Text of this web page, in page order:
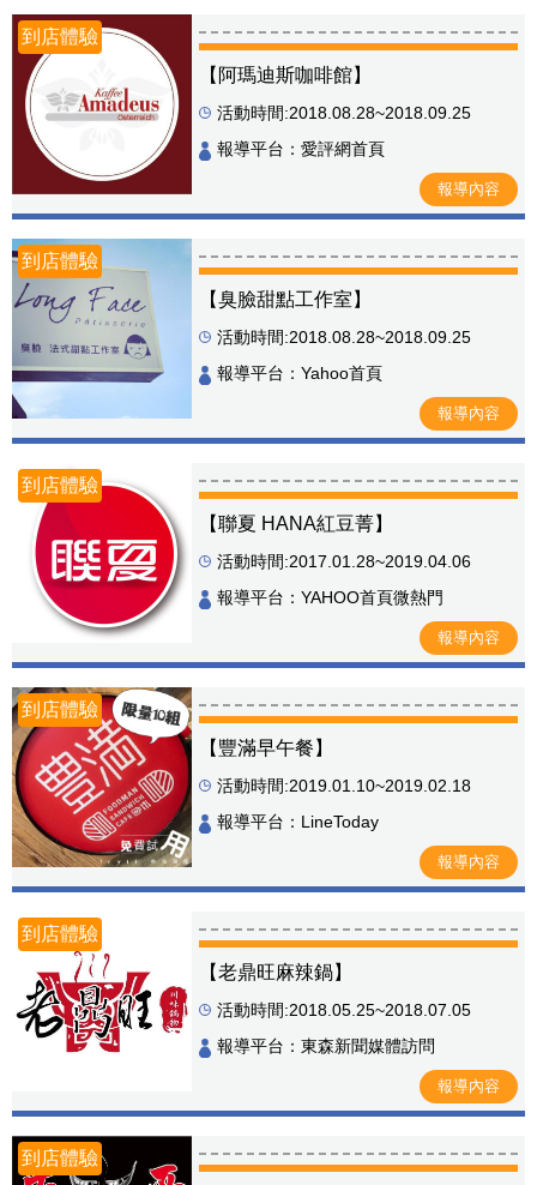
到店體驗
【阿瑪迪斯咖啡館】
活動時間:2018.08.28~2018.09.25
報導平台：愛評網首頁
報導內容
到店體驗
【臭臉甜點工作室】
活動時間:2018.08.28~2018.09.25
報導平台：Yahoo首頁
報導內容
到店體驗
【聯夏 HANA紅豆菁】
活動時間:2017.01.28~2019.04.06
報導平台：YAHOO首頁微熱門
報導內容
到店體驗
【豐滿早午餐】
活動時間:2019.01.10~2019.02.18
報導平台：LineToday
報導內容
到店體驗
【老鼎旺麻辣鍋】
活動時間:2018.05.25~2018.07.05
報導平台：東森新聞媒體訪問
報導內容
到店體驗